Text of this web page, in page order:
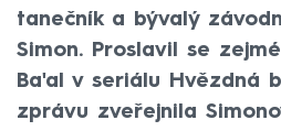
tanečník a bývalý
Simon. Proslavil se
Ba'al v seriálu Hvězdná
zprávu zveřejnila